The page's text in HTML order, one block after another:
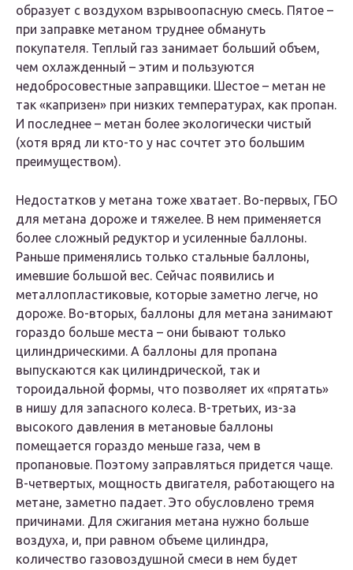
образует с воздухом взрывоопасную смесь. Пятое –
при заправке метаном труднее обмануть
покупателя. Теплый газ занимает больший объем,
чем охлажденный – этим и пользуются
недобросовестные заправщики. Шестое – метан не
так «капризен» при низких температурах, как пропан.
И последнее – метан более экологически чистый
(хотя вряд ли кто-то у нас сочтет это большим
преимуществом).
Недостатков у метана тоже хватает. Во-первых, ГБО
для метана дороже и тяжелее. В нем применяется
более сложный редуктор и усиленные баллоны.
Раньше применялись только стальные баллоны,
имевшие большой вес. Сейчас появились и
металлопластиковые, которые заметно легче, но
дороже. Во-вторых, баллоны для метана занимают
гораздо больше места – они бывают только
цилиндрическими. А баллоны для пропана
выпускаются как цилиндрической, так и
тороидальной формы, что позволяет их «прятать»
в нишу для запасного колеса. В-третьих, из-за
высокого давления в метановые баллоны
помещается гораздо меньше газа, чем в
пропановые. Поэтому заправляться придется чаще.
В-четвертых, мощность двигателя, работающего на
метане, заметно падает. Это обусловлено тремя
причинами. Для сжигания метана нужно больше
воздуха, и, при равном объеме цилиндра,
количество газовоздушной смеси в нем будет